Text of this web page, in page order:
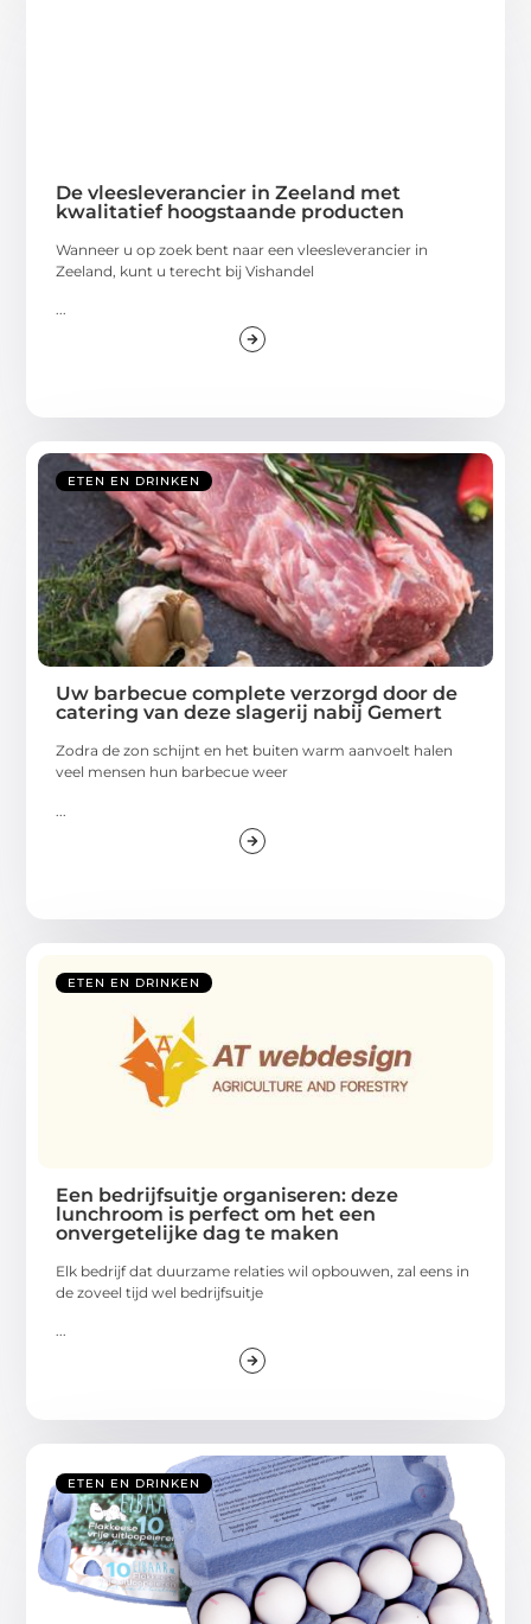
De vleesleverancier in Zeeland met
kwalitatief hoogstaande producten
Wanneer u op zoek bent naar een vleesleverancier in
Zeeland, kunt u terecht bij Vishandel
...
ETEN EN DRINKEN
Uw barbecue complete verzorgd door de
catering van deze slagerij nabij Gemert
Zodra de zon schijnt en het buiten warm aanvoelt halen
veel mensen hun barbecue weer
ETEN EN DRINKEN
Een bedrijfsuitje organiseren: deze
lunchroom is perfect om het een
onvergetelijke dag te maken
Elk bedrijf dat duurzame relaties wil opbouwen, zal eens in
de zoveel tijd wel bedrijfsuitje
ETEN EN DRINKEN